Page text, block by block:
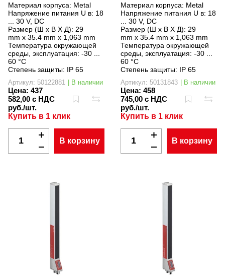
Материал корпуса: Metal
Напряжение питания U в: 18
... 30 V, DC
Размер (Ш x В X Д): 29
mm x 35.4 mm x 1,063 mm
Температура окружающей
среды, эксплуатация: -30 ...
60 °C
Степень защиты: IP 65
Артикул: 50122881 | В наличии
Цена: 437
582,00 с НДС
руб./шт.
Купить в 1 клик
В корзину
Материал корпуса: Metal
Напряжение питания U в: 18
... 30 V, DC
Размер (Ш x В X Д): 29
mm x 35.4 mm x 1,063 mm
Температура окружающей
среды, эксплуатация: -30 ...
60 °C
Степень защиты: IP 65
Артикул: 50131843 | В наличии
Цена: 458
745,00 с НДС
руб./шт.
Купить в 1 клик
В корзину